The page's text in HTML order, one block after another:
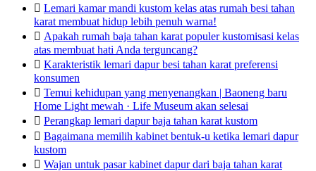
 Lemari kamar mandi kustom kelas atas rumah besi tahan
karat membuat hidup lebih penuh warna!
 Apakah rumah baja tahan karat populer kustomisasi kelas
atas membuat hati Anda terguncang?
 Karakteristik lemari dapur besi tahan karat preferensi
konsumen
 Temui kehidupan yang menyenangkan | Baoneng baru
Home Light mewah · Life Museum akan selesai
 Perangkap lemari dapur baja tahan karat kustom
 Bagaimana memilih kabinet bentuk-u ketika lemari dapur
kustom
 Wajan untuk pasar kabinet dapur dari baja tahan karat